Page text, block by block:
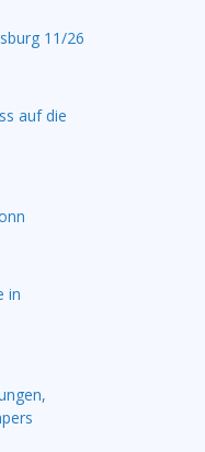
11/26
auf die
in